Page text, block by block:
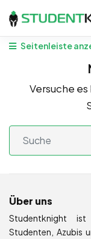
Seitenleiste
Versuche
Über uns
Studentknight
Studenten, Azubis